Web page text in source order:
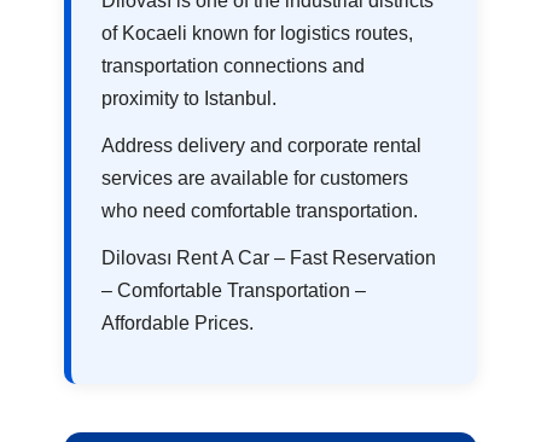
of Kocaeli known for logistics routes,
transportation connections and
proximity to Istanbul.
Address delivery and corporate rental
services are available for customers
who need comfortable transportation.
Dilovası Rent A Car – Fast Reservation
– Comfortable Transportation –
Affordable Prices.